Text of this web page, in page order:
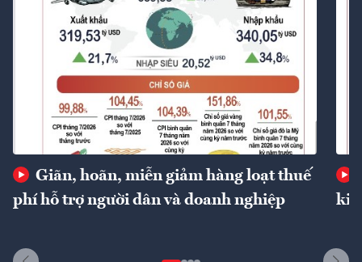
Giãn, hoãn, miễn giảm hàng loạt thuế
phí hỗ trợ người dân và doanh nghiệp